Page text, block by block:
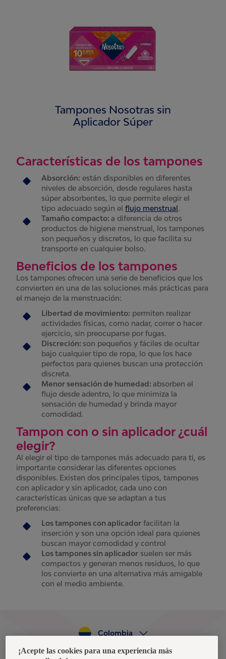
Tampones Nosotras sin
Aplicador Súper
Características de los tampones
Absorción: están disponibles en diferentes
niveles de absorción, desde regulares hasta
súper absorbentes, lo que permite elegir el
tipo adecuado según el flujo menstrual.
Tamaño compacto: a diferencia de otros
productos de higiene menstrual, los tampones
son pequeños y discretos, lo que facilita su
transporte en cualquier bolso.
Beneficios de los tampones
Los tampones ofrecen una serie de beneficios que los
convierten en una de las soluciones más prácticas para
el manejo de la menstruación:
Libertad de movimiento: permiten realizar
actividades físicas, como nadar, correr o hacer
ejercicio, sin preocuparse por fugas.
Discreción: son pequeños y fáciles de ocultar
bajo cualquier tipo de ropa, lo que los hace
perfectos para quienes buscan una protección
discreta.
Menor sensación de humedad: absorben el
flujo desde adentro, lo que minimiza la
sensación de humedad y brinda mayor
comodidad.
Tampon con o sin aplicador ¿cuál
elegir?
Al elegir el tipo de tampones más adecuado para ti, es
importante considerar las diferentes opciones
disponibles. Existen dos principales tipos, tampones
con aplicador y sin aplicador, cada uno con
características únicas que se adaptan a tus
preferencias:
Los tampones con aplicador facilitan la
inserción y son una opción ideal para quienes
buscan mayor comodidad y control
Los tampones sin aplicador suelen ser más
compactos y generan menos residuos, lo que
los convierte en una alternativa más amigable
con el medio ambiente.
Colombia
¡Acepte las cookies para una experiencia más